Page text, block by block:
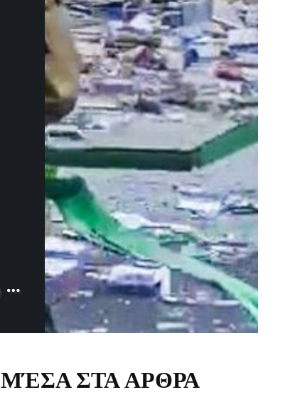
ΜΈΣΑ ΣΤΑ ΑΡΘΡΑ